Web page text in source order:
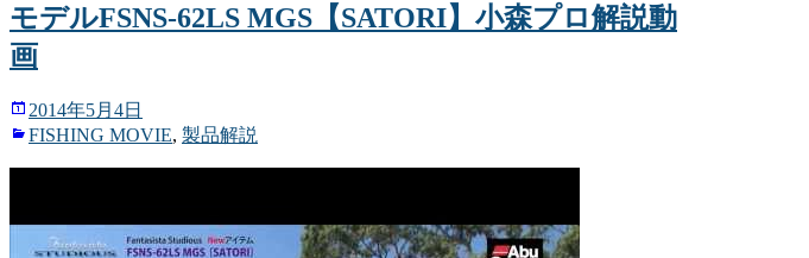
モデルFSNS-62LS MGS【SATORI】小森プロ解説動
画
2014年5月4日
FISHING MOVIE, 製品解説